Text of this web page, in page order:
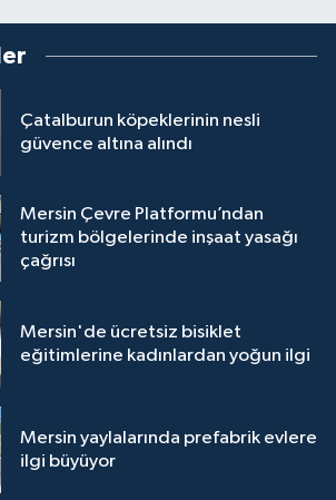
Çatalburun köpeklerinin nesli
güvence altına alındı
Mersin Çevre Platformu’ndan
turizm bölgelerinde inşaat yasağı
çağrısı
Mersin'de ücretsiz bisiklet
eğitimlerine kadınlardan yoğun ilgi
Mersin yaylalarında prefabrik evlere
ilgi büyüyor